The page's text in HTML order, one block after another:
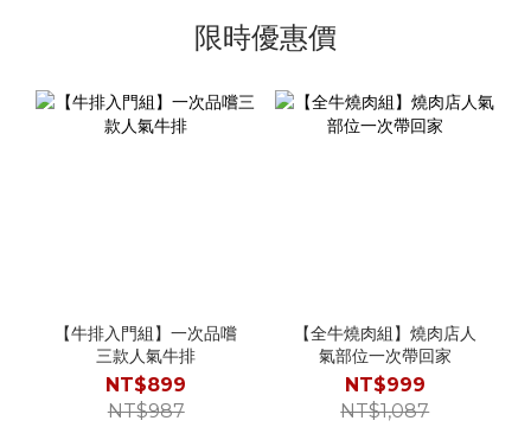
限時優惠價
【牛排入門組】一次品嚐
三款人氣牛排
NT$899
NT$987
【全牛燒肉組】燒肉店人
氣部位一次帶回家
NT$999
NT$1,087